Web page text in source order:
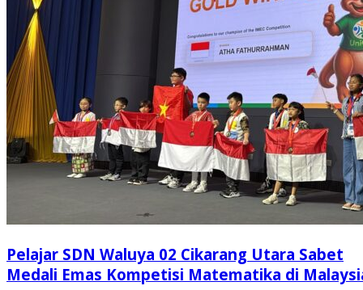
Pelajar SDN Waluya 02 Cikarang Utara Sabet
Medali Emas Kompetisi Matematika di